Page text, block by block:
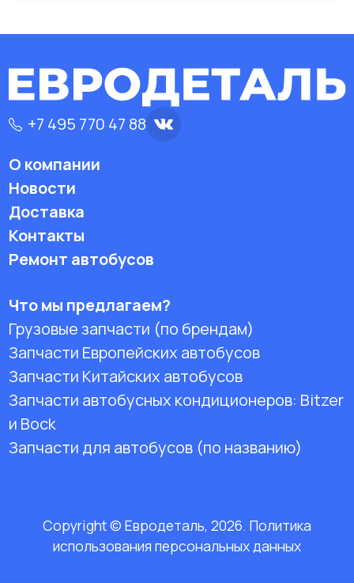
+7 495 770 47 88
О компании
Новости
Доставка
Контакты
Ремонт автобусов
Что мы предлагаем?
Грузовые запчасти (по брендам)
Запчасти Европейских автобусов
Запчасти Китайских автобусов
Запчасти автобусных кондиционеров: Bitzer
и Bock
Запчасти для автобусов (по названию)
Copyright © Евродеталь, 2026. Политика
использования персональных данных